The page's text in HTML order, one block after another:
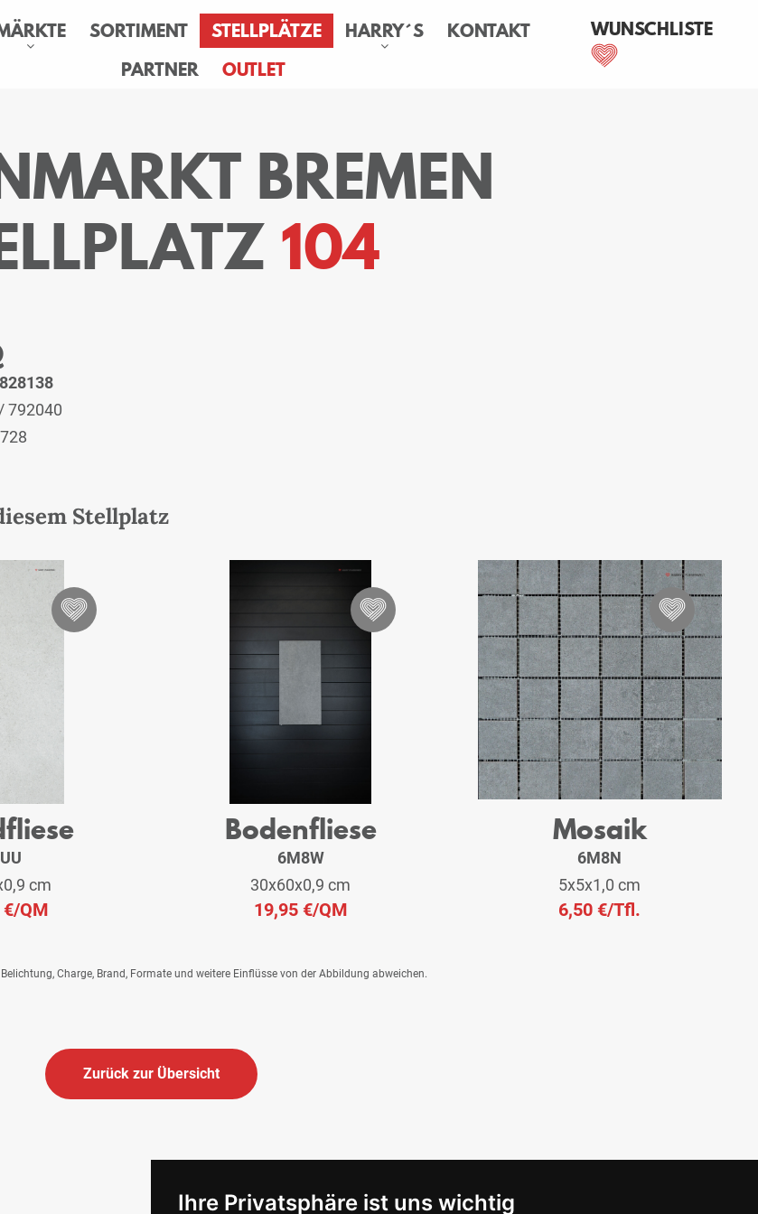
Ihre Privatsphäre ist uns wichtig
SORTIMENT STELLPLÄTZE HARRY´S
KONTAKT
PARTNER
OUTLET
WUNSCHLISTE
BREMEN
104
/ 792040
Stellplatz
cm
/QM
Bodenfliese
6M8W
30x60x0,9 cm
19,95 €/QM
Mosaik
6M8N
5x5x1,0 cm
6,50 €/Tfl.
Charge, Brand, Formate und weitere Einflüsse von der Abbildung abweichen.
Zurück zur Übersicht